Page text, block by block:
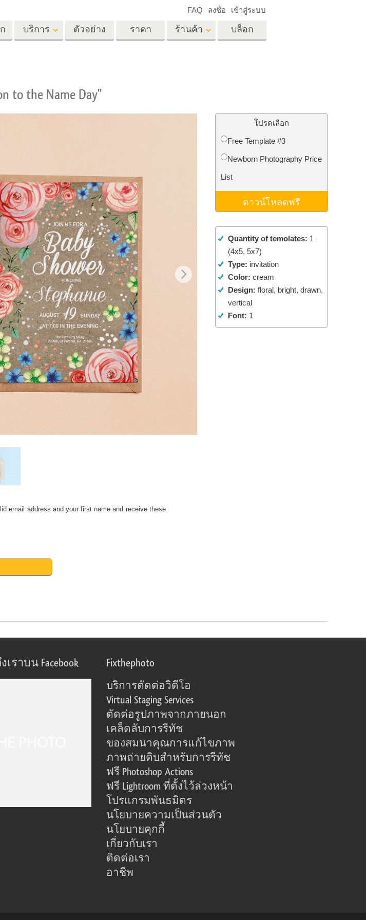
บริการ
อผ้าที่สร้างโดย AI การจัดการรูปภาพ ถ่ายรูปเป็นบริการ
ทัชเครื่องประดับ ข้อมูลการฝึกอบรม AI Video Editing Services
ตัวอย่าง ราคา ร้านค้า
Actions
คอลเลกชัน
ทับคอลเลกชัน
แม่แบบ
บล็อก
FAQ ลงชื่อ เข้าสู่ระบบ
to the Name Day"
โปรดเลือก
Free Template #3
Newborn Photography Price
List
ดาวน์โหลดฟรี
Quantity of temolates: 1
(4x5, 5x7)
Type: invitation
Color: cream
Design: floral, bright, drawn,
vertical
Font: 1
email address and your first name and receive these
ราบน Facebook Fixthephoto
บริการตัดต่อวิดีโอ
Virtual Staging Services
ตัดต่อรูปภาพจากภายนอก
เคล็ดลับการรีทัช
ของสมนาคุณการแก้ไขภาพ
ภาพถ่ายดิบสำหรับการรีทัช
ฟรี Photoshop Actions
ฟรี Lightroom ที่ตั้งไว้ล่วงหน้า
โปรแกรมพันธมิตร
นโยบายความเป็นส่วนตัว
นโยบายคุกกี้
เกี่ยวกับเรา
ติดต่อเรา
อาชีพ